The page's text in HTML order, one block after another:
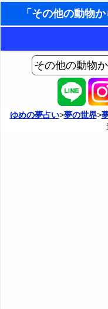
AIゆめの夢占いチャット
ヨセフの夢占い
夢占い掲示板
ゆめの夢占い>夢の世界>